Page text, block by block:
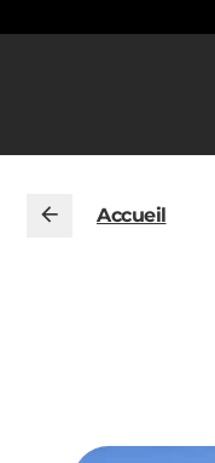
Accueil